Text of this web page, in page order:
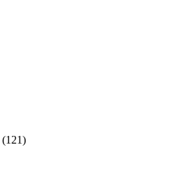
(121)